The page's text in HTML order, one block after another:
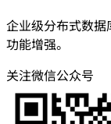
企业级分布式数
功能增强。
关注微信公众号